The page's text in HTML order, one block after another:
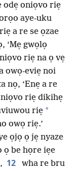
odẹ oniọvo riẹ
aye-uku
a re se ọzae
‘Mẹ gwọlọ
riẹ na ọ vẹ
owọ-eviẹ noi
nọ, ‘Enẹ a re
riẹ dikihẹ
riẹ *
owọ riẹ.’
ọjọ ọ jẹ nyaze
ọ be họre iẹe
12
wha re bru